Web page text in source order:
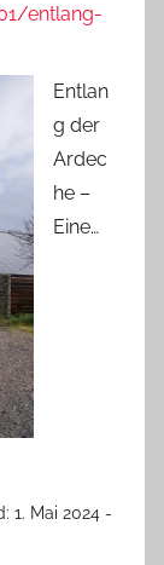
entlang-
Entlan
g der
Ardec
he –
Eine…
1. Mai 2024 -